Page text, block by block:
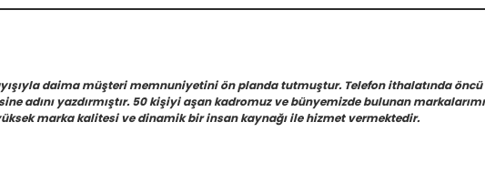
daima müşteri memnuniyetini ön planda tutmuştur. Telefon ithalatında
adını yazdırmıştır. 50 kişiyi aşan kadromuz ve bünyemizde bulunan
marka kalitesi ve dinamik bir insan kaynağı ile hizmet vermektedir.